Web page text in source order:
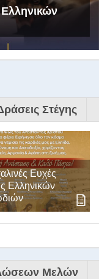
Ελληνικών
Στέγης
Ευχές
Ελληνικών
Μελών